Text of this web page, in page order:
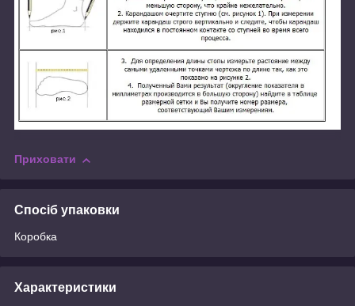
Приховати
Спосіб упаковки
Коробка
Характеристики